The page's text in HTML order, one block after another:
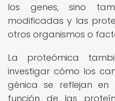
los genes, sino
modificadas y las
otros organismos o
La proteómica
investigar cómo los
génica se reflejan
función de las